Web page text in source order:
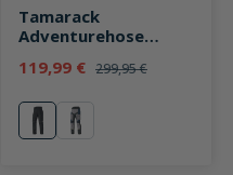
Tamarack
Adventurehose
119,99 € 299,95 €
schwarzanthrazit/grau/